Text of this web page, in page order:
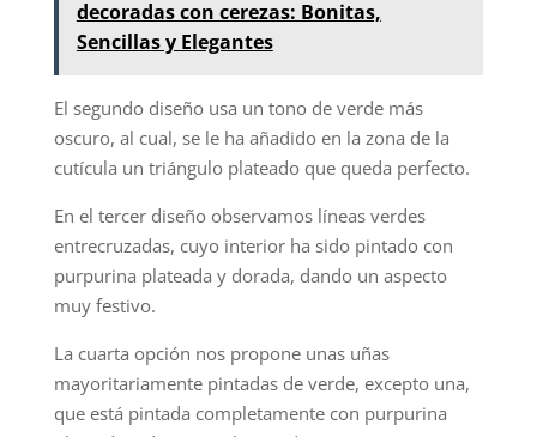
decoradas con cerezas: Bonitas,
Sencillas y Elegantes
El segundo diseño usa un tono de verde más
oscuro, al cual, se le ha añadido en la zona de la
cutícula un triángulo plateado que queda perfecto.
En el tercer diseño observamos líneas verdes
entrecruzadas, cuyo interior ha sido pintado con
purpurina plateada y dorada, dando un aspecto
muy festivo.
La cuarta opción nos propone unas uñas
mayoritariamente pintadas de verde, excepto una,
que está pintada completamente con purpurina